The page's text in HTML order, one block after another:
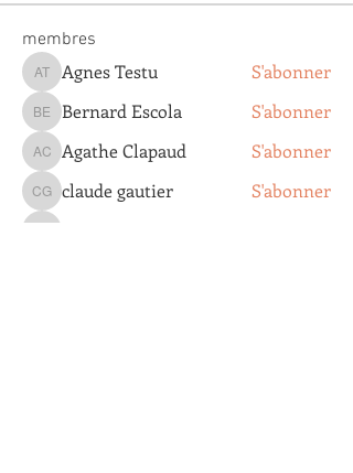
membres
Agnes Testu
Agnes Testu S'abonner
Bernard Escola
Bernard Escola S'abonner
Agathe Clapaud
Agathe Clapaud S'abonner
claude gautier
claude gautier S'abonner